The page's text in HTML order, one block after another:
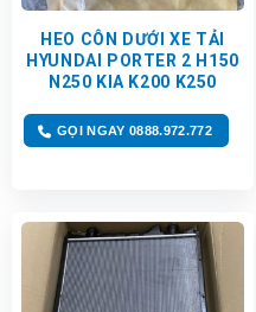
HEO CÔN DƯỚI XE TẢI
HYUNDAI PORTER 2 H150
N250 KIA K200 K250
GỌI NGAY 0888.972.772